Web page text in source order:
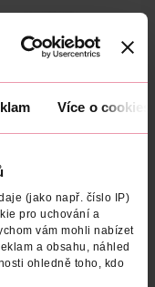
Více o cookies
(jako např. číslo IP)
pro uchování a
vám mohli nabízet
a obsahu, náhled
ohledně toho, kdo
120 ks
399 Kč